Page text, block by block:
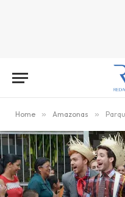
Home » Amazonas » Parque